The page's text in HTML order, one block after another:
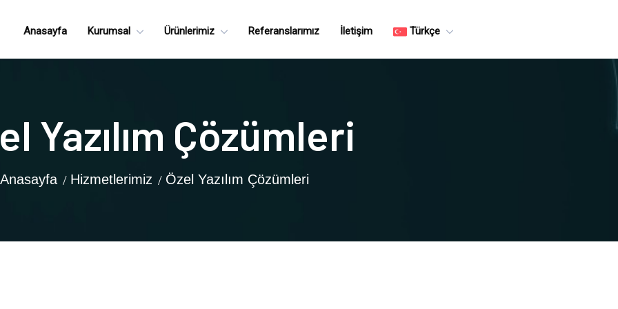
Yazılım Çözümleri
Anasayfa Hizmetlerimiz Özel Yazılım Çözümleri
Anasayfa Kurumsal Ürünlerimiz Referanslarımız İletişim Türkçe